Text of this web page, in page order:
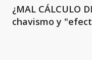
¿MAL CÁLCULO
chavismo y